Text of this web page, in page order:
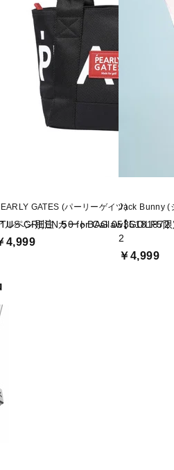
GREEN 50 for Callaw
GATES (パーリーゲイツ)
ルペン別注 カートBAG 0535181872
4,999
Jack Bunny (
【GOLF5
2
￥4,999